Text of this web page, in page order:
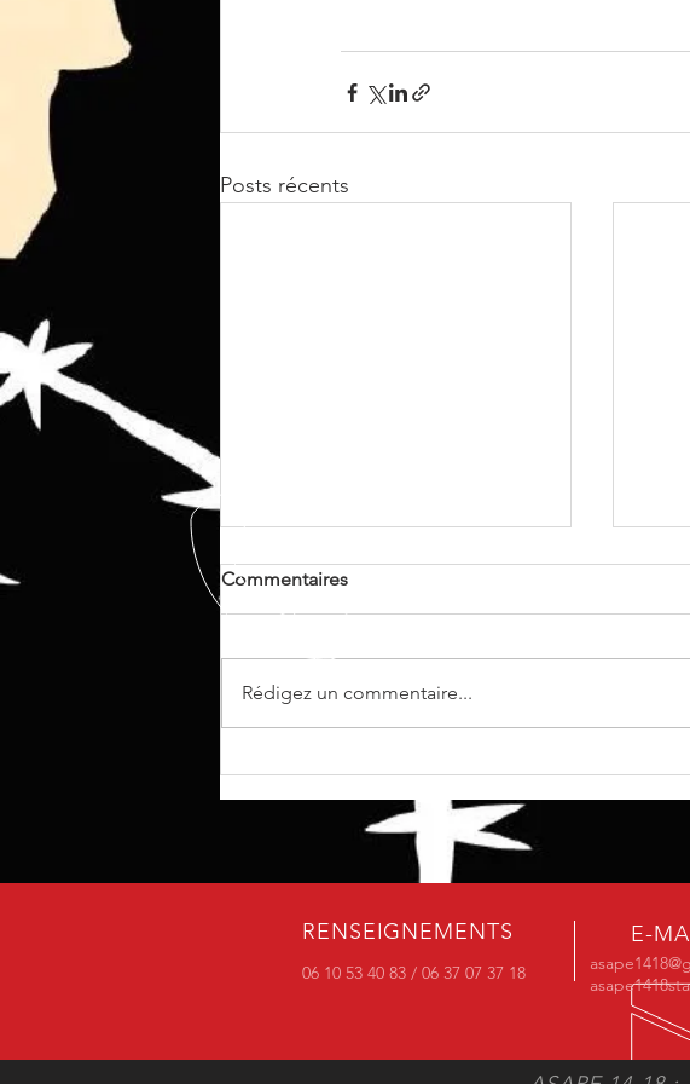
Posts récents
Secours souterrain...
Commentaires
Rédigez un commentaire...
RENSEIGNEMENTS
06 10 53 40 83 / 06 37 07 37 18
E-